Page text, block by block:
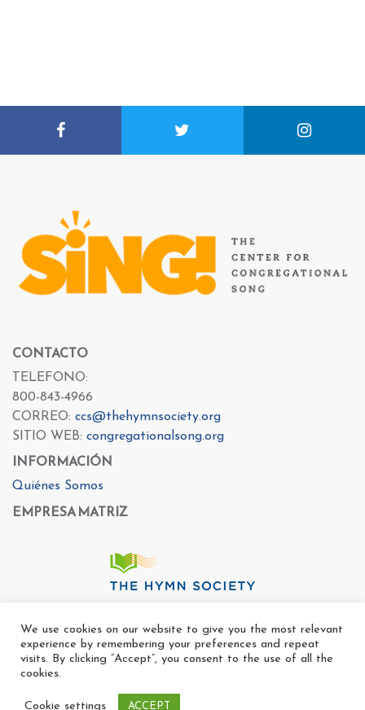
CONTACTO
TELEFONO:
800-843-4966
CORREO: ccs@thehymnsociety.org
SITIO WEB: congregationalsong.org
INFORMACIÓN
Quiénes Somos
EMPRESA MATRIZ
We use cookies on our website to give you the most relevant
experience by remembering your preferences and repeat
visits. By clicking “Accept”, you consent to the use of all the
cookies.
Cookie settings ACCEPT